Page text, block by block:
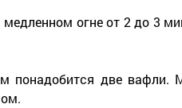
огне от 2 до 3
понадобится две вафли.